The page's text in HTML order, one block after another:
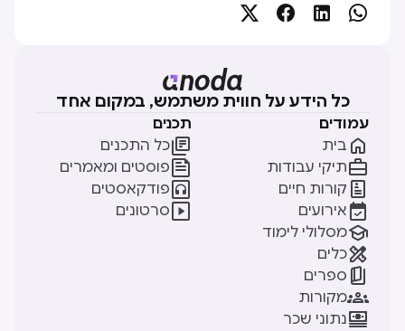




כל הידע על חווית משתמש, במקום אחד
עמודים
בית 
תיקי עבודות
קורות חיים 
אירועים 
מסלולי לימוד
כלים
ספרים 
מקורות
נתוני שכר
תכנים
כל התכנים
פוסטים ומאמרים
פודקאסטים
סרטונים